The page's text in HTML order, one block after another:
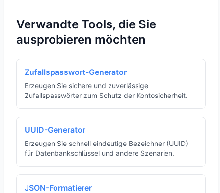
Verwandte Tools, die Sie
ausprobieren möchten
Zufallspasswort-Generator
Erzeugen Sie sichere und zuverlässige
Zufallspasswörter zum Schutz der Kontosicherheit.
UUID-Generator
Erzeugen Sie schnell eindeutige Bezeichner (UUID)
für Datenbankschlüssel und andere Szenarien.
JSON-Formatierer